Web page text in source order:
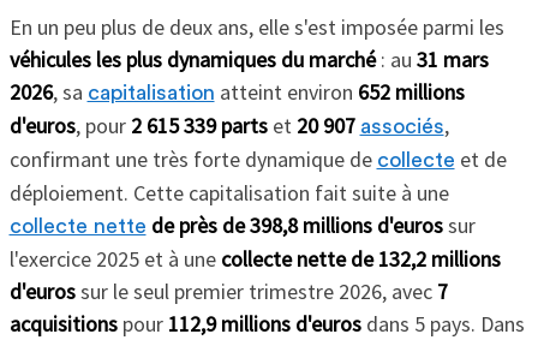
En un peu plus de deux ans, elle s'est imposée parmi les
véhicules les plus dynamiques du marché: au 31 mars
2026, sa capitalisation atteint environ 652 millions
d'euros, pour 2 615 339 partset 20 907 associés,
confirmant une très forte dynamique de collecte et de
déploiement. Cette capitalisation fait suite à une
collecte nette de près de 398,8 millions d'eurossur
l'exercice 2025 et à une collecte nette de 132,2 millions
d'eurossur le seul premier trimestre 2026, avec 7
acquisitionspour 112,9 millions d'eurosdans 5 pays. Dans